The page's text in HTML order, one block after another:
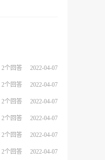
2个回答 2022-04-07
2个回答 2022-04-07
2个回答 2022-04-07
2个回答 2022-04-07
2个回答 2022-04-07
2个回答 2022-04-07